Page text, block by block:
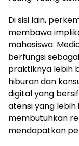
Di sisi lain,
membawa
mahasiswa.
berfungsi
praktiknya lebih
hiburan dan
digital yang
atensi yang lebih
membutuhkan
mendapatkan